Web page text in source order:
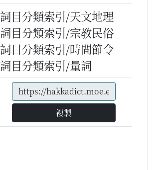
詞目分類索引/天文地理
詞目分類索引/宗教民俗
詞目分類索引/時間節令
詞目分類索引/量詞
複製